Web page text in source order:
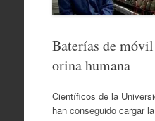
Baterías de
orina humana
Científicos de la
han conseguido cargar